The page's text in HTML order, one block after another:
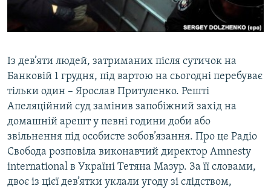
СВІДЧЕННЯ ОКУПАЦІЇ
УКРАЇНСЬКА ПРОБЛЕМА КРИМУ
Qırımtatar
Усі сайти RFE/RL
Із дев’яти людей, затриманих після сутичок на
Банковій 1 грудня, під вартою на сьогодні перебуває
тільки один – Ярослав Притуленко. Решті
Апеляційний суд замінив запобіжний захід на
домашній арешт у певні години доби або
звільнення під особисте зобов’язання. Про це Радіо
Свобода розповіла виконавчий директор Amnesty
international в Україні Тетяна Мазур. За її словами,
двоє із цієї дев’ятки уклали угоду зі слідством,